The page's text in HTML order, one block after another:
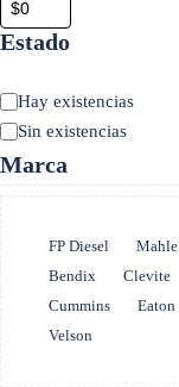
Estado
Estado
Hay existencias
Sin existencias
Marca
Marca
FP Diesel Mahle
Bendix
Clevite
Cummins
Eaton
Velson